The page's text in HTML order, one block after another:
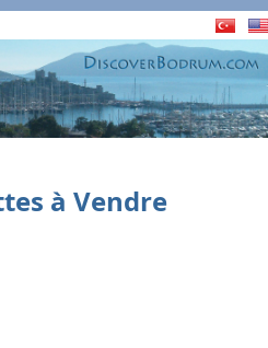
à Vendre